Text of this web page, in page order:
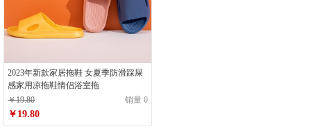
2023年新款家居拖鞋 女夏季防滑踩屎
感家用凉拖鞋情侣浴室拖
￥19.80
销量 0
￥19.80